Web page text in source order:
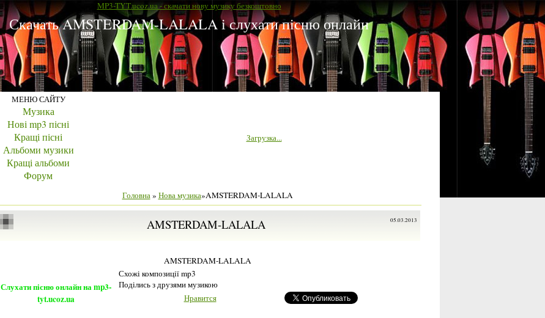
MP3-TYT.ucoz.ua - скачати нову музику безкоштовно
Скачать AMSTERDAM-LALALA і слухати пісню онлайн
МЕНЮ САЙТУ
Музика
Нові mp3 пісні
Кращі пісні
Альбоми музики
Кращі альбоми
Форум
Загрузка...
Головна» Нова музика»AMSTERDAM-LALALA
05.03.2013
AMSTERDAM-LALALA
AMSTERDAM-LALALA
Слухати пісню онлайн на mp3-
tyt.ucoz.ua
Схожі композиції mp3
Поділись з друзями музикою
Нравится